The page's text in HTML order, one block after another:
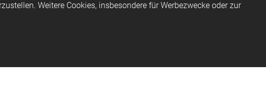
Weitere Cookies, insbesondere für Werbezwecke oder zur